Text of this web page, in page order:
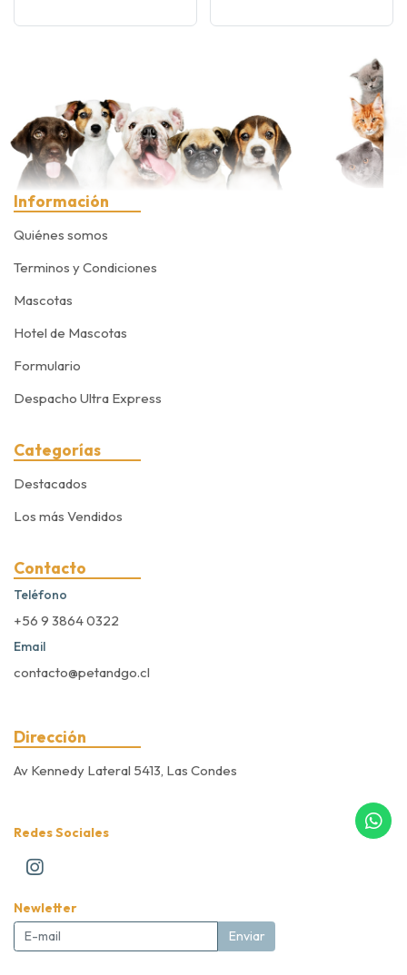
Información
Quiénes somos
Terminos y Condiciones
Mascotas
Hotel de Mascotas
Formulario
Despacho Ultra Express
Categorías
Destacados
Los más Vendidos
Contacto
Teléfono
+56 9 3864 0322
Email
contacto@petandgo.cl
Dirección
Av Kennedy Lateral 5413, Las Condes
Redes Sociales
Newletter
Enviar